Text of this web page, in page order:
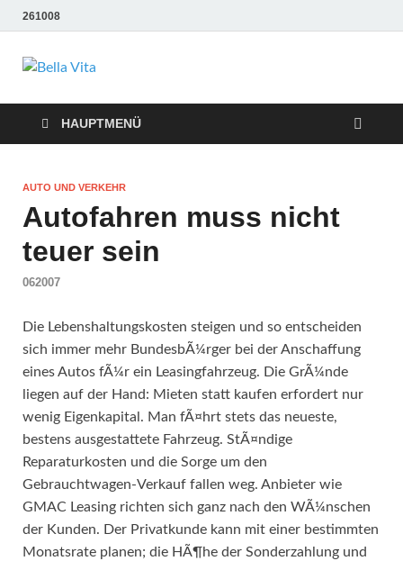
261008
Bella Vita
Wellness Fitness
Tipps
Tipps
HAUPTMENÜ
AUTO UND VERKEHR
Autofahren muss nicht
teuer sein
062007
Die Lebenshaltungskosten steigen und so entscheiden
sich immer mehr BundesbÃ¼rger bei der Anschaffung
eines Autos fÃ¼r ein Leasingfahrzeug. Die GrÃ¼nde
liegen auf der Hand: Mieten statt kaufen erfordert nur
wenig Eigenkapital. Man fÃ¤hrt stets das neueste,
bestens ausgestattete Fahrzeug. StÃ¤ndige
Reparaturkosten und die Sorge um den
Gebrauchtwagen-Verkauf fallen weg. Anbieter wie
GMAC Leasing richten sich ganz nach den WÃ¼nschen
der Kunden. Der Privatkunde kann mit einer bestimmten
Monatsrate planen; die HÃ¶he der Sonderzahlung und